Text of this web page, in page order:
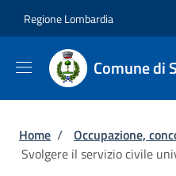
Regione Lombardia
Comune di
Briciole di
Home / Occupazione,
Svolgere il servizio civile